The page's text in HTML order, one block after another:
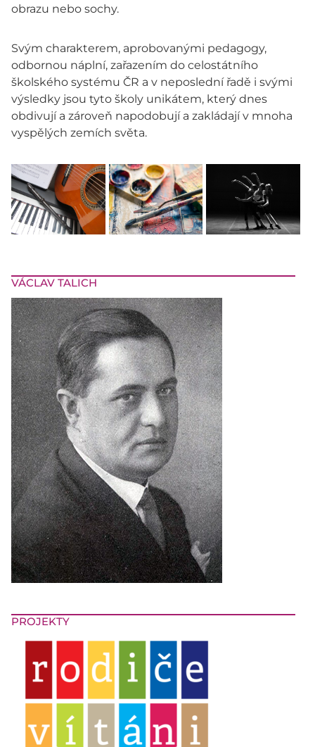
VÁCLAV TALICH
PROJEKTY
obrazu nebo sochy.
Svým charakterem, aprobovanými pedagogy,
odbornou náplní, zařazením do celostátního
školského systému ČR a v neposlední řadě i svými
výsledky jsou tyto školy unikátem, který dnes
obdivují a zároveň napodobují a zakládají v mnoha
vyspělých zemích světa.